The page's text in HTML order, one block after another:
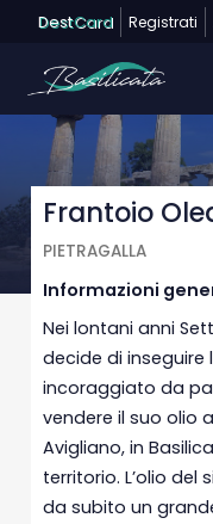
DestCard Registrati
Frantoio
PIETRAGALLA
Informazioni
Nei lontani anni
decide di inseguire
incoraggiato da
vendere il suo olio
Avigliano, in
territorio. L’olio del
da subito un